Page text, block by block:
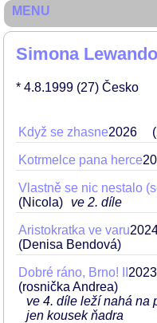
Simona
* 4.8.1999 (27) Česko
Když se zhasne2026
Kotrmelce pana herce
Vlastně se nic nestalo
(Nicola)
ve 2. díle
Aristokratka ve varu
(Denisa Bendová)
Dobré ráno, Brno! II 2023
(rosnička Andrea)
ve 4. díle leží nahá na
jen kousek ňadra
MENU